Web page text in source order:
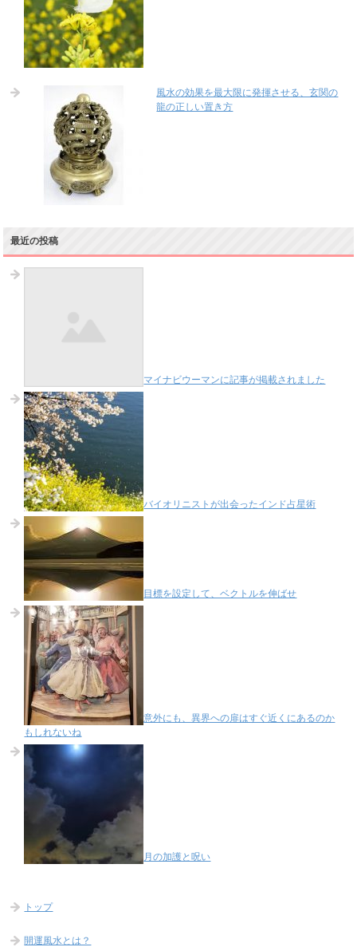
風水の効果を最大限に発揮させる、玄関の
龍の正しい置き方
最近の投稿
マイナビウーマンに記事が掲載されました
バイオリニストが出会ったインド占星術
目標を設定して、ベクトルを伸ばせ
意外にも、異界への扉はすぐ近くにあるのか
もしれないね
月の加護と呪い
トップ
開運風水とは？